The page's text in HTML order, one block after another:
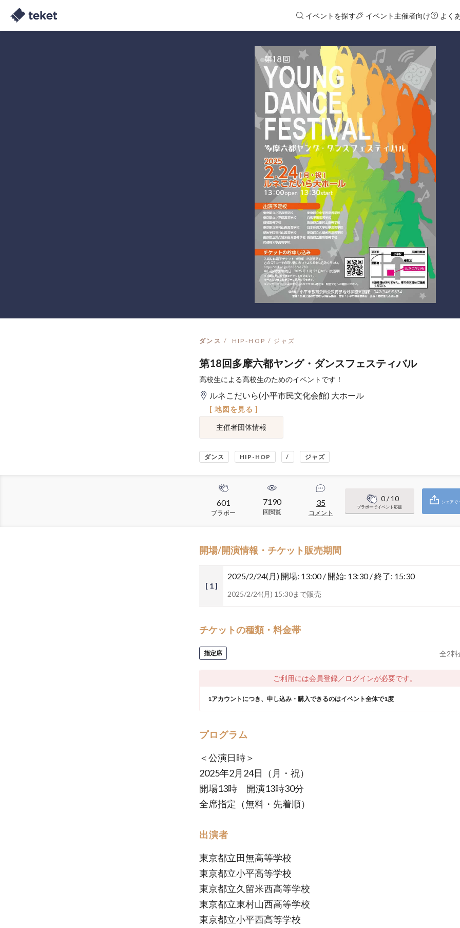
イベントを探す イベント主催者向け よく
ダンス HIP-HOP / ジャズ
第18回多摩六都ヤング・ダンスフェスティバル
高校生による高校生のためのイベントです！
ルネこだいら(小平市民文化会館) 大ホール
[ 地図を見る ]
主催者団体情報
ダンス HIP-HOP / ジャズ
601
ブラボー
7190
回閲覧
35
コメント
0/ 10
ブラボーでイベント応援
シェアで
開場/開演情報・チケット販売期間
[ 1 ]
2025/2/24(月) 開場: 13:00 / 開始: 13:30 / 終了: 15:30
2025/2/24(月) 15:30まで販売
チケットの種類・料金帯
指定席 全2料
ご利用には会員登録／ログインが必要です。
1アカウントにつき、申し込み・購入できるのはイベント全体で1度
プログラム
＜公演日時＞
2025年2月24日（月・祝）
開場13時 開演13時30分
全席指定（無料・先着順）
出演者
東京都立田無高等学校
東京都立小平高等学校
東京都立久留米西高等学校
東京都立東村山西高等学校
東京都立小平西高等学校